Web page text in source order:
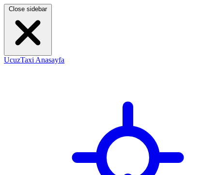
Close sidebar
UcuzTaxi Anasayfa